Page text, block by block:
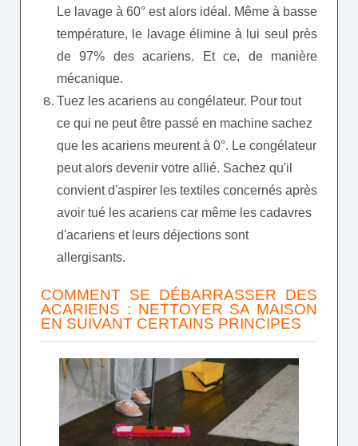
Le lavage à 60° est alors idéal. Même à basse
température, le lavage élimine à lui seul près
de 97% des acariens. Et ce, de manière
mécanique.
Tuez les acariens au congélateur. Pour tout
ce qui ne peut être passé en machine sachez
que les acariens meurent à 0°. Le congélateur
peut alors devenir votre allié. Sachez qu'il
convient d'aspirer les textiles concernés après
avoir tué les acariens car même les cadavres
d'acariens et leurs déjections sont
allergisants.
COMMENT SE DÉBARRASSER DES
ACARIENS : NETTOYER SA MAISON
EN SUIVANT CERTAINS PRINCIPES